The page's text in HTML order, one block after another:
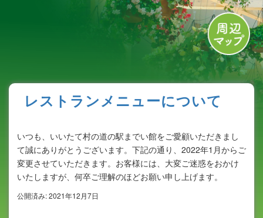
レストランメニューについて
いつも、いいたて村の道の駅までい館をご愛顧いただきまし
て誠にありがとうございます。下記の通り、2022年1月からご
変更させていただきます。お客様には、大変ご迷惑をおかけ
いたしますが、何卒ご理解のほどお願い申し上げます。
公開済み: 2021年12月7日